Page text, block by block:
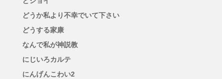
どうか私より不幸でいて下さい
どうする家康
なんで私が神説教
にじいろカルテ
にんげんこわい2